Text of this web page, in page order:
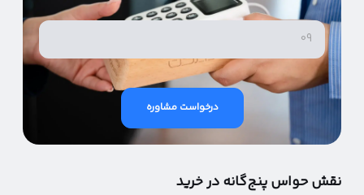
درخواست مشاوره
نقش حواس پنج‌گانه در خرید